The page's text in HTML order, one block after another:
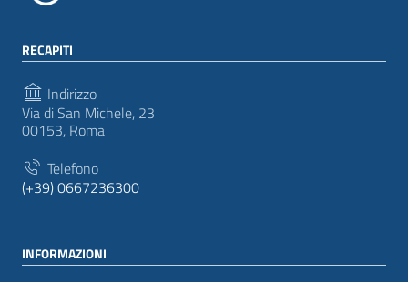
RECAPITI
Indirizzo
Via di San Michele, 23
00153, Roma
Telefono
(+39) 0667236300
INFORMAZIONI